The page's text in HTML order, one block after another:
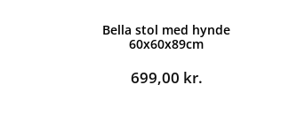
Bella stol med hynde
60x60x89cm
699,00 kr.